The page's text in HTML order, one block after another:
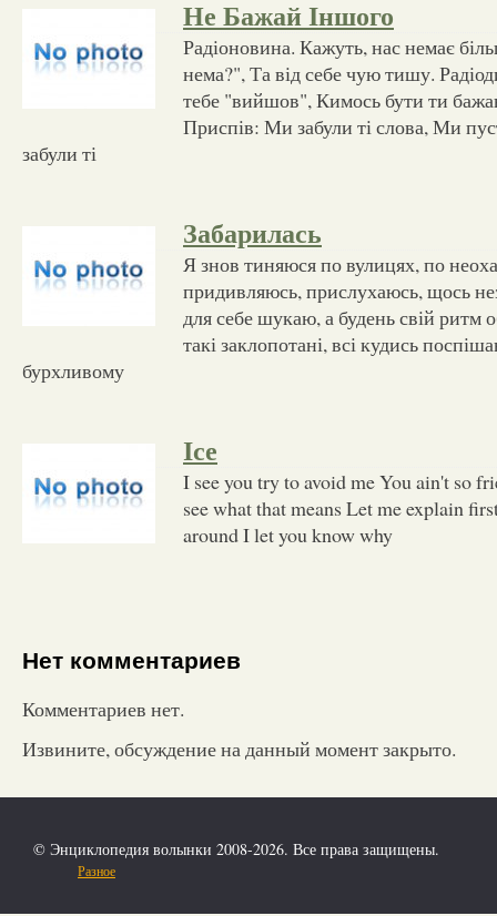
Не Бажай Іншого
Радіоновина. Кажуть, нас немає
нема?", Та від себе чую тишу.
тебе "вийшов", Кимось бути ти
Приспів: Ми забули ті слова, Ми
забули ті
Забарилась
Я знов тиняюся по вулицях, по
придивляюсь, прислухаюсь, щось
для себе шукаю, а будень свій ритм
такі заклопотані, всі кудись
бурхливому
Ice
I see you try to avoid me You ain't so
see what that means Let me explain
around I let you know why
Нет комментариев
Комментариев нет.
Извините, обсуждение на данный момент закрыто.
© Энциклопедия волынки 2008-2026. Все права защищены.
Разное